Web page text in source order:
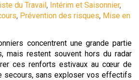
du Travail , Intérim et Saisonnier,
, Prévention des risques, Mise en
concentrent une grande partie
mais restent souvent hors du radar
ces renforts estivaux au cœur de
secours, sans exploser vos effectifs